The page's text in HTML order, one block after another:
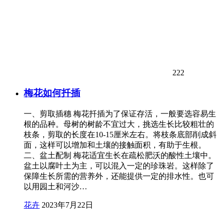
222
梅花如何扦插
一、剪取插穗 梅花扦插为了保证存活，一般要选容易生
根的品种。母树的树龄不宜过大，挑选生长比较粗壮的
枝条，剪取的长度在10-15厘米左右。将枝条底部削成斜
面，这样可以增加和土壤的接触面积，有助于生根。
二、盆土配制 梅花适宜生长在疏松肥沃的酸性土壤中。
盆土以腐叶土为主，可以混入一定的珍珠岩。这样除了
保障生长所需的营养外，还能提供一定的排水性。也可
以用园土和河沙…
花卉 2023年7月22日